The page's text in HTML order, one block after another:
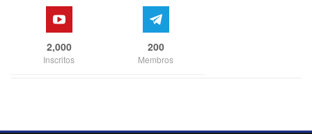
2,000
Inscritos
200
Membros